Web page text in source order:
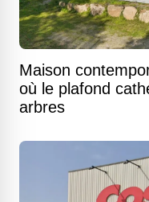
Maison
où le plafond
arbres